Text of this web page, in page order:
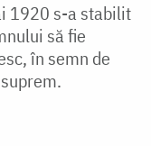
1920 s-a stabilit
să fie
în semn de